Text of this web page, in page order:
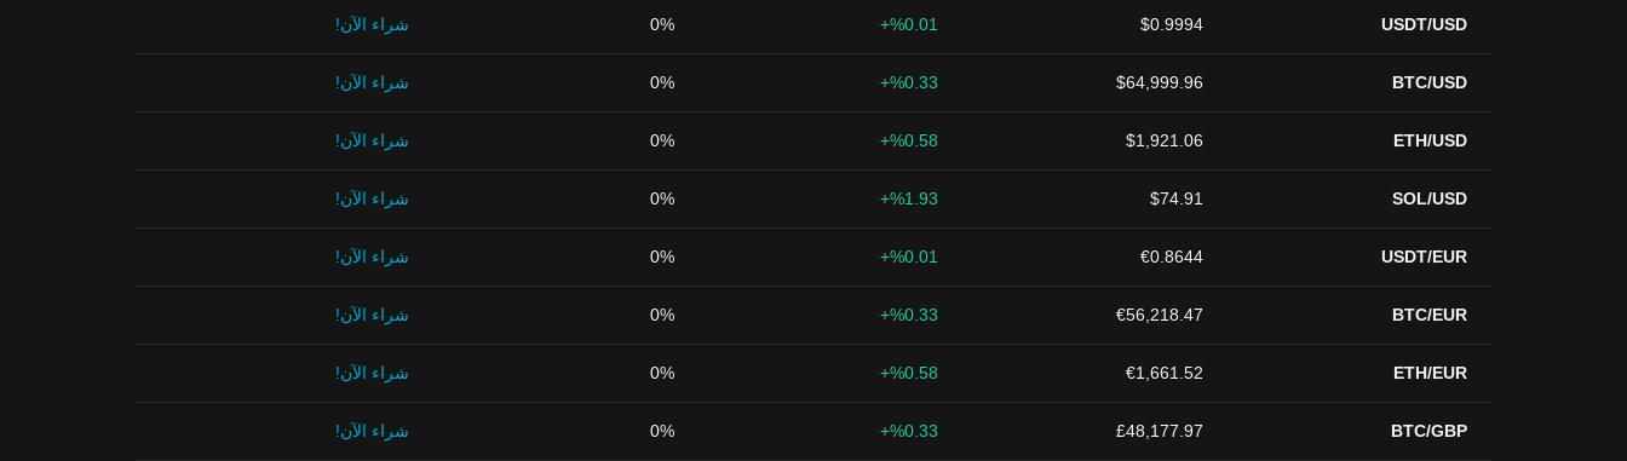
USDT/USD
$0.9994
%0.01+
0% شراء الآن!
BTC/USD
$64,999.96
%0.33+
0% شراء الآن!
ETH/USD
$1,921.06
%0.58+
0% شراء الآن!
SOL/USD
$74.91
%1.93+
0% شراء الآن!
USDT/EUR
€0.8644
%0.01+
0% شراء الآن!
BTC/EUR
€56,218.47
%0.33+
0% شراء الآن!
ETH/EUR
€1,661.52
%0.58+
0% شراء الآن!
BTC/GBP
£48,177.97
%0.33+
0% شراء الآن!